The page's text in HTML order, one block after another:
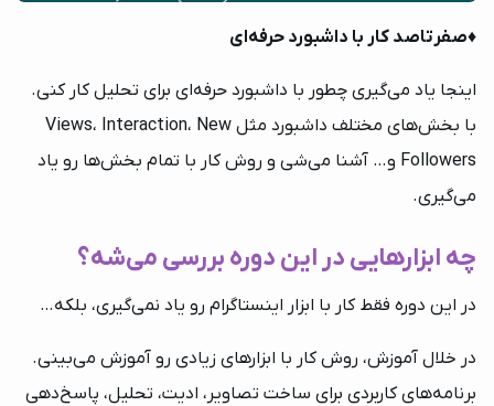
♦️صفرتاصد کار با داشبورد حرفه‌ای
اینجا یاد می‌گیری چطور با داشبورد حرفه‌ای برای تحلیل کار کنی.
با بخش‌های مختلف داشبورد مثل Views، Interaction، New
Followers و… آشنا می‌شی و روش کار با تمام بخش‌ها رو یاد
می‌گیری.
چه ابزارهایی در این دوره بررسی می‌شه؟
در این دوره فقط کار با ابزار اینستاگرام رو یاد نمی‌گیری، بلکه…
در خلال آموزش، روش کار با ابزارهای زیادی رو آموزش می‌بینی.
برنامه‌های کاربردی برای ساخت تصاویر، ادیت، تحلیل، پاسخ‌دهی